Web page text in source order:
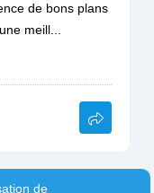
de bons plans
meill...
de